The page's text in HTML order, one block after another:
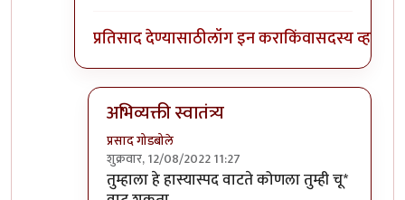
प्रतिसाद देण्यासाठीलॉग इन कराकिंवासदस्य व्हा
अभिव्यक्ती स्वातंत्र्य
प्रसाद गोडबोले
शुक्रवार, 12/08/2022 11:27
In reply toहास्यास्पदbyकपिलमुनी
तुम्हाला हे हास्यास्पद वाटते कोणला तुम्ही चू*